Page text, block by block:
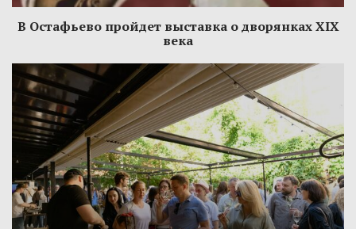
В Остафьево пройдет выставка о дворянках XIX
века